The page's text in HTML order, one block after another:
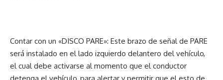
Contar con un «DISCO PARE»: Este brazo de señal de PARE
será instalado en el lado izquierdo delantero del vehículo,
el cual debe activarse al momento que el conductor